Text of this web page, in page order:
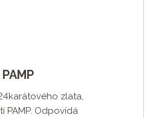
zlata,
PAMP. Odpovídá